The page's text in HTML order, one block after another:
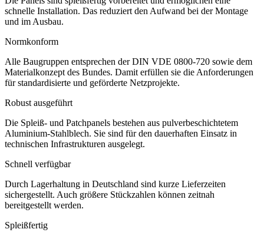
schnelle Installation. Das reduziert den Aufwand bei der Montage
und im Ausbau.
Normkonform
Alle Baugruppen entsprechen der DIN VDE 0800-720 sowie dem
Materialkonzept des Bundes. Damit erfüllen sie die Anforderungen
für standardisierte und geförderte Netzprojekte.
Robust ausgeführt
Die Spleiß- und Patchpanels bestehen aus pulverbeschichtetem
Aluminium-Stahlblech. Sie sind für den dauerhaften Einsatz in
technischen Infrastrukturen ausgelegt.
Schnell verfügbar
Durch Lagerhaltung in Deutschland sind kurze Lieferzeiten
sichergestellt. Auch größere Stückzahlen können zeitnah
bereitgestellt werden.
Spleißfertig